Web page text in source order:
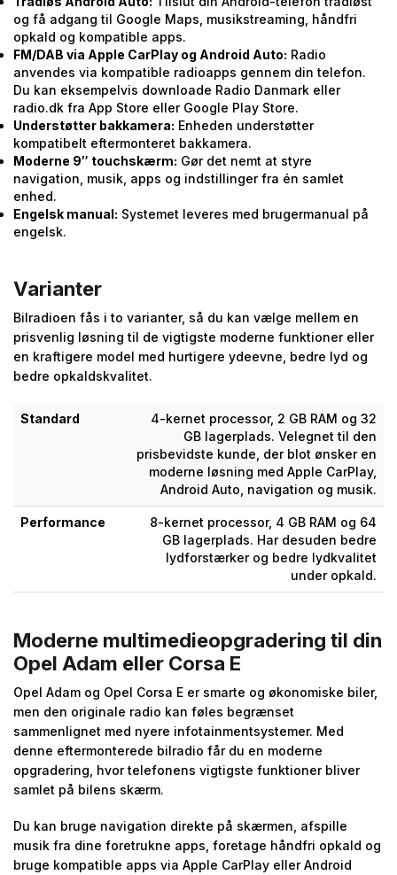
og få adgang til Google Maps, musikstreaming, håndfri
opkald og kompatible apps.
FM/DAB via Apple CarPlay og Android Auto: Radio
anvendes via kompatible radioapps gennem din telefon.
Du kan eksempelvis downloade Radio Danmark eller
radio.dk fra App Store eller Google Play Store.
Understøtter bakkamera: Enheden understøtter
kompatibelt eftermonteret bakkamera.
Moderne 9″ touchskærm: Gør det nemt at styre
navigation, musik, apps og indstillinger fra én samlet
enhed.
Engelsk manual: Systemet leveres med brugermanual på
engelsk.
Varianter
Bilradioen fås i to varianter, så du kan vælge mellem en
prisvenlig løsning til de vigtigste moderne funktioner eller
en kraftigere model med hurtigere ydeevne, bedre lyd og
bedre opkaldskvalitet.
Standard
4-kernet processor, 2 GB RAM og 32
GB lagerplads. Velegnet til den
prisbevidste kunde, der blot ønsker en
moderne løsning med Apple CarPlay,
Android Auto, navigation og musik.
Performance
8-kernet processor, 4 GB RAM og 64
GB lagerplads. Har desuden bedre
lydforstærker og bedre lydkvalitet
under opkald.
Moderne multimedieopgradering til din
Opel Adam eller Corsa E
Opel Adam og Opel Corsa E er smarte og økonomiske biler,
men den originale radio kan føles begrænset
sammenlignet med nyere infotainmentsystemer. Med
denne eftermonterede bilradio får du en moderne
opgradering, hvor telefonens vigtigste funktioner bliver
samlet på bilens skærm.
Du kan bruge navigation direkte på skærmen, afspille
musik fra dine foretrukne apps, foretage håndfri opkald og
bruge kompatible apps via Apple CarPlay eller Android